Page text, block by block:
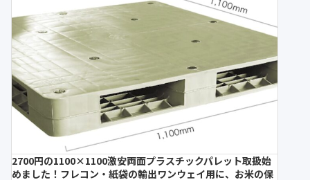
2700円の1100×1100激安両面プラスチックパレット取扱始
めました！フレコン・紙袋の輸出ワンウェイ用に、お米の保